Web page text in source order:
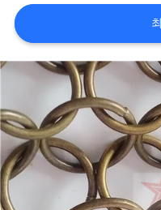
어
품
질
관
리